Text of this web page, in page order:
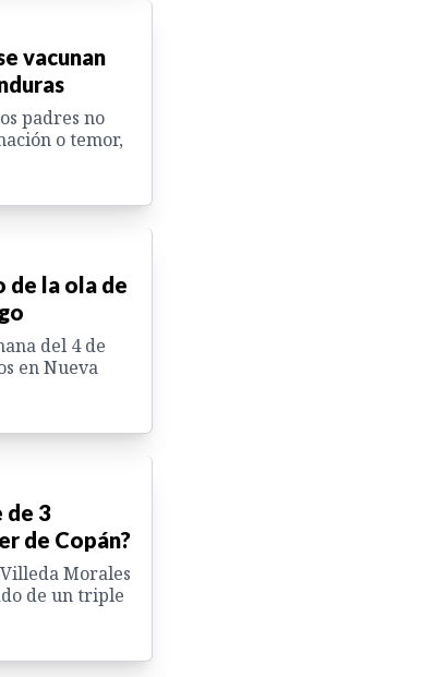
vacunan
padres no
o temor,
de la ola de
del 4 de
en Nueva
de 3
de Copán?
Morales
de un triple